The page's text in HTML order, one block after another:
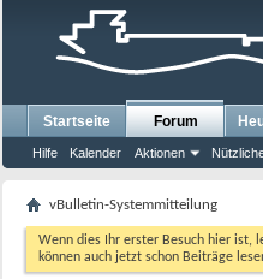
Startseite Forum
Hilfe Kalender Aktionen
vBulletin-Systemmitteilung
Wenn dies Ihr erster Besuch hier ist,
können auch jetzt schon Beiträge